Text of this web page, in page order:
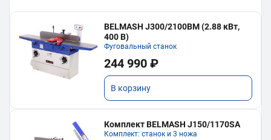
BELMASH J300/2100ВМ (2.88 кВт,
400 В)
Фуговальный станок
244 990 ₽
В корзину
Комплект BELMASH J150/1170SA
Комплект: станок и 3 ножа